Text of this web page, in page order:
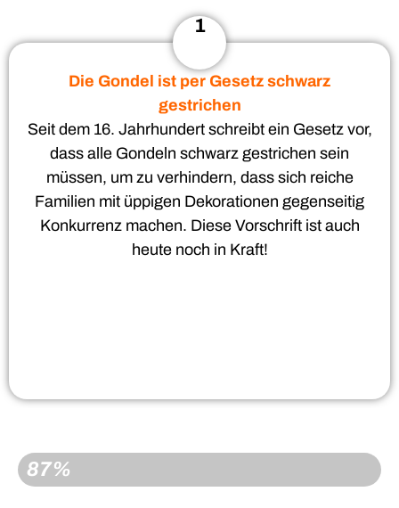
1
Die Gondel ist per Gesetz schwarz
gestrichen
Seit dem 16. Jahrhundert schreibt ein Gesetz vor,
dass alle Gondeln schwarz gestrichen sein
müssen, um zu verhindern, dass sich reiche
Familien mit üppigen Dekorationen gegenseitig
Konkurrenz machen. Diese Vorschrift ist auch
heute noch in Kraft!
GEBUCHT
87%